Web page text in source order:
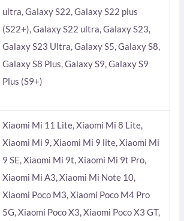
ultra, Galaxy S22, Galaxy S22 plus
(S22+), Galaxy S22 ultra, Galaxy S23,
Galaxy S23 Ultra, Galaxy S5, Galaxy S8,
Galaxy S8 Plus, Galaxy S9, Galaxy S9
Plus (S9+)
Xiaomi Mi 11 Lite, Xiaomi Mi 8 Lite,
Xiaomi Mi 9, Xiaomi Mi 9 lite, Xiaomi Mi
9 SE, Xiaomi Mi 9t, Xiaomi Mi 9t Pro,
Xiaomi Mi A3, Xiaomi Mi Note 10,
Xiaomi Poco M3, Xiaomi Poco M4 Pro
5G, Xiaomi Poco X3, Xiaomi Poco X3 GT,